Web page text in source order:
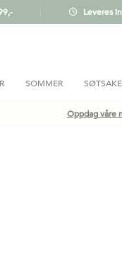
Leveres
SOMMER
Oppdag våre